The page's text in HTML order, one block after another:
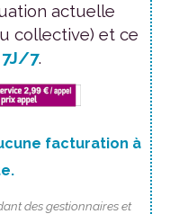
actuelle
collective) et ce
7J/7.
facturation à
des gestionnaires et